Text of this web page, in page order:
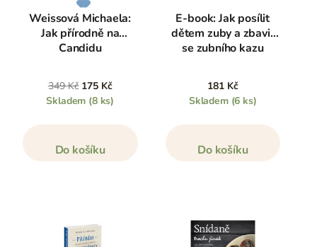
Weissová Michaela:
Jak přírodně na
Candidu
349 Kč 175 Kč
Skladem (8 ks)
Do košíku
E-book: Jak posílit
dětem zuby a zbavit
se zubního kazu
181 Kč
Skladem (6 ks)
Do košíku